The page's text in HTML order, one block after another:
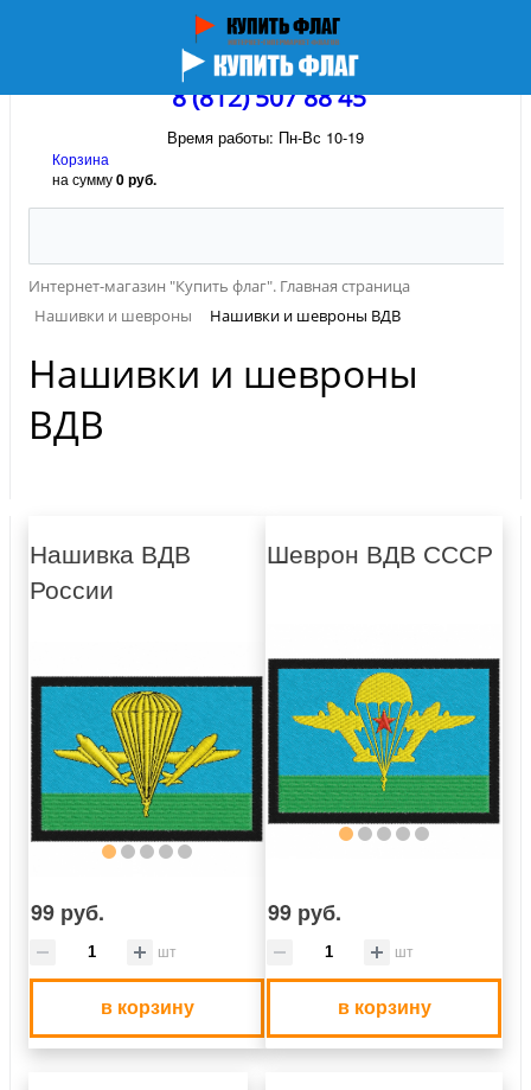
8 (812) 507 88 45
Время работы: Пн-Вс 10-19
Корзина
на сумму0 руб.
Интернет-магазин "Купить флаг". Главная страница
Нашивки и шевроны
Нашивки и шевроны ВДВ
Нашивки и шевроны
ВДВ
Нашивка ВДВ
России
99 руб.
шт
в корзину
Шеврон ВДВ СССР
99 руб.
шт
в корзину